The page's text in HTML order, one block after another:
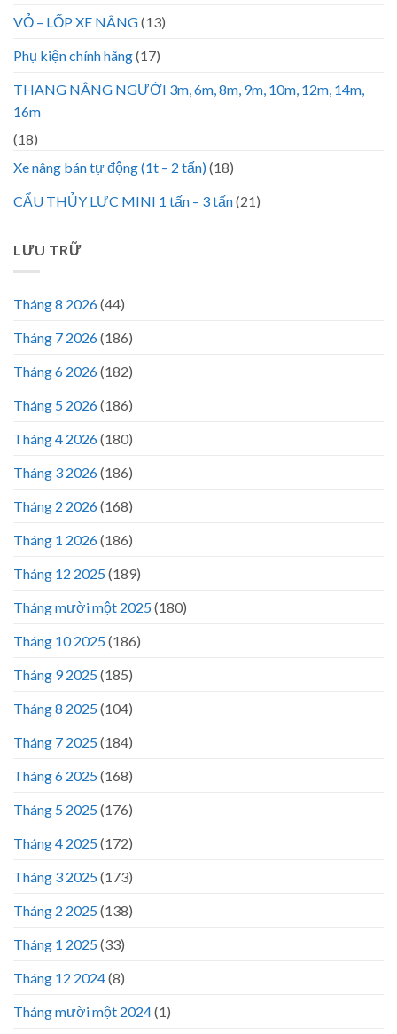
VỎ – LỐP XE NÂNG(13)
Phụ kiện chính hãng(17)
THANG NÂNG NGƯỜI 3m, 6m, 8m, 9m, 10m, 12m, 14m,
16m
(18)
Xe nâng bán tự động (1t – 2 tấn)(18)
CẨU THỦY LỰC MINI 1 tấn – 3 tấn(21)
LƯU TRỮ
Tháng 8 2026(44)
Tháng 7 2026(186)
Tháng 6 2026(182)
Tháng 5 2026(186)
Tháng 4 2026(180)
Tháng 3 2026(186)
Tháng 2 2026(168)
Tháng 1 2026(186)
Tháng 12 2025(189)
Tháng mười một 2025(180)
Tháng 10 2025(186)
Tháng 9 2025(185)
Tháng 8 2025(104)
Tháng 7 2025(184)
Tháng 6 2025(168)
Tháng 5 2025(176)
Tháng 4 2025(172)
Tháng 3 2025(173)
Tháng 2 2025(138)
Tháng 1 2025(33)
Tháng 12 2024(8)
Tháng mười một 2024(1)